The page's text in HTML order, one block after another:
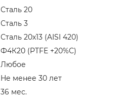
Сталь 20
Сталь 3
Сталь 20х13 (AISI 420)
Ф4К20 (PTFE +20%C)
Любое
Не менее 30 лет
36 мес.